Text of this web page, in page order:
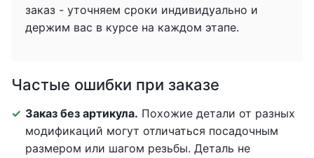
заказ - уточняем сроки индивидуально и
держим вас в курсе на каждом этапе.
Частые ошибки при заказе
Заказ без артикула. Похожие детали от разных
модификаций могут отличаться посадочным
размером или шагом резьбы. Деталь не